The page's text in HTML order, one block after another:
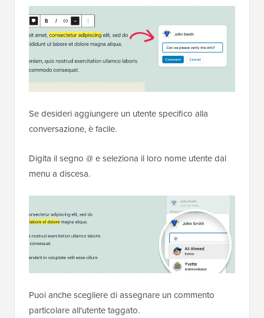
Se desideri aggiungere un utente specifico alla
conversazione, è facile.
Digita il segno @ e seleziona il loro nome utente dal
menu a discesa.
Puoi anche scegliere di assegnare un commento
particolare all'utente taggato.